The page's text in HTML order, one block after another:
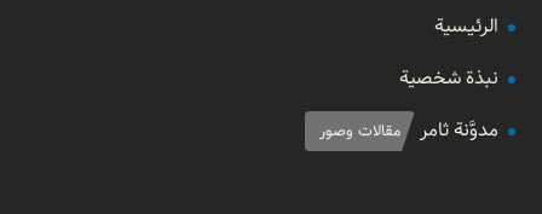
الرئيسية
نبذة شخصية
مدوَّنة ثامر
مقالات وصور